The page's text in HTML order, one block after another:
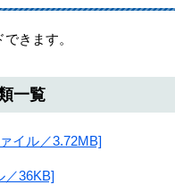
きます。
一覧
イル／3.72MB]
／36KB]